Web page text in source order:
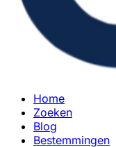
Home
Zoeken
Blog
Bestemmingen